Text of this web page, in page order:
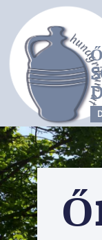
Főoldal
– Felsőpulya
– Felsőőr
– Alsóőr
– Őrisziget
NÉPTÁNC